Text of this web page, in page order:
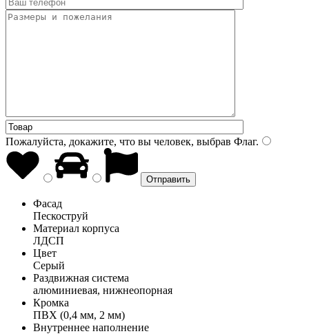
Пожалуйста, докажите, что вы человек, выбрав Флаг.
Фасад
Пескоструй
Материал корпуса
ЛДСП
Цвет
Серый
Раздвижная система
алюминиевая, нижнеопорная
Кромка
ПВХ (0,4 мм, 2 мм)
Внутреннее наполнение